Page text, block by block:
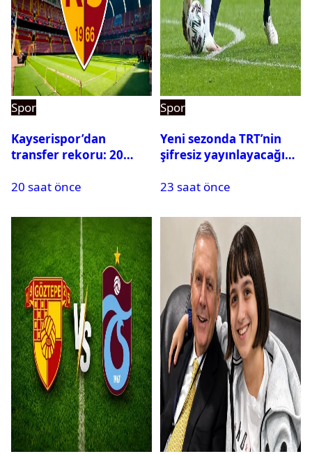
Spor
Kayserispor’dan
transfer rekoru: 20
20 saat önce
Spor
Yeni sezonda TRT’nin
şifresiz yayınlayacağı
23 saat önce